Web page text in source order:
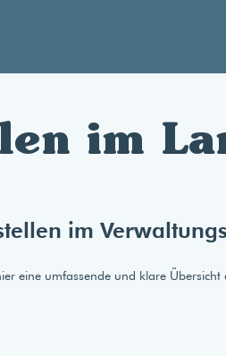
im
im
eine umfassende und klare